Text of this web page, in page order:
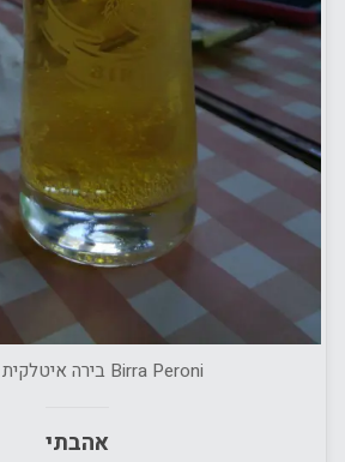
Birra Peroni בירה איטלקית מצוינת
אהבתי